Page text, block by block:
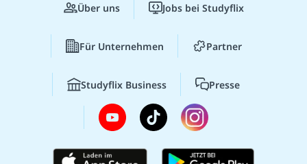
Über uns Jobs bei Studyflix
Für Unternehmen Partner
Studyflix Business Presse